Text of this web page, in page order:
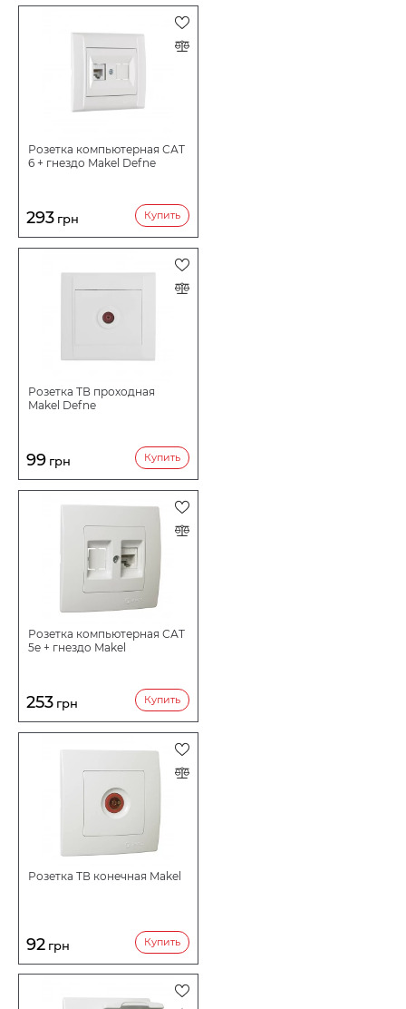
Розетка компьютерная САТ
6 + гнездо Makel Defne
293 грн Купить
Розетка ТВ проходная
Makel Defne
99 грн Купить
Розетка компьютерная САТ
5e + гнездо Makel
253 грн Купить
Розетка ТВ конечная Makel
92 грн Купить